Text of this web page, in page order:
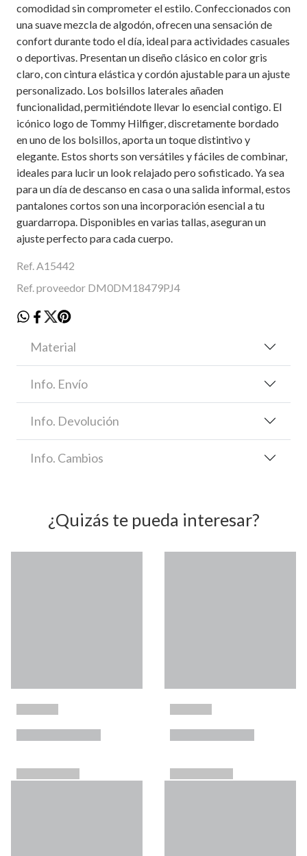
comodidad sin comprometer el estilo. Confeccionados con
una suave mezcla de algodón, ofrecen una sensación de
confort durante todo el día, ideal para actividades casuales
o deportivas. Presentan un diseño clásico en color gris
claro, con cintura elástica y cordón ajustable para un ajuste
personalizado. Los bolsillos laterales añaden
funcionalidad, permitiéndote llevar lo esencial contigo. El
icónico logo de Tommy Hilfiger, discretamente bordado
en uno de los bolsillos, aporta un toque distintivo y
elegante. Estos shorts son versátiles y fáciles de combinar,
ideales para lucir un look relajado pero sofisticado. Ya sea
para un día de descanso en casa o una salida informal, estos
pantalones cortos son una incorporación esencial a tu
guardarropa. Disponibles en varias tallas, aseguran un
ajuste perfecto para cada cuerpo.
Ref. A15442
Ref. proveedor DM0DM18479PJ4
Material
Info. Envío
Info. Devolución
Info. Cambios
¿Quizás te pueda interesar?